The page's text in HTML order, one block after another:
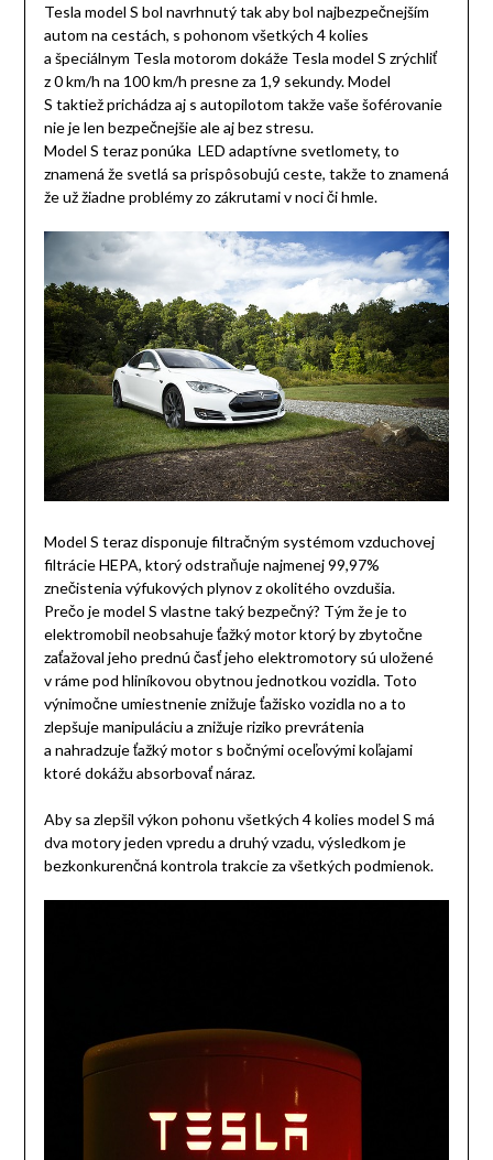
Tesla model S bol navrhnutý tak aby bol najbezpečnejším
autom na cestách, s pohonom všetkých 4 kolies
a špeciálnym Tesla motorom dokáže Tesla model S zrýchliť
z 0 km/h na 100 km/h presne za 1,9 sekundy. Model
S taktiež prichádza aj s autopilotom takže vaše šoférovanie
nie je len bezpečnejšie ale aj bez stresu.
Model S teraz ponúka LED adaptívne svetlomety, to
znamená že svetlá sa prispôsobujú ceste, takže to znamená
že už žiadne problémy zo zákrutami v noci či hmle.
Model S teraz disponuje filtračným systémom vzduchovej
filtrácie HEPA, ktorý odstraňuje najmenej 99,97%
znečistenia výfukových plynov z okolitého ovzdušia.
Prečo je model S vlastne taký bezpečný? Tým že je to
elektromobil neobsahuje ťažký motor ktorý by zbytočne
zaťažoval jeho prednú časť jeho elektromotory sú uložené
v ráme pod hliníkovou obytnou jednotkou vozidla. Toto
výnimočne umiestnenie znižuje ťažisko vozidla no a to
zlepšuje manipuláciu a znižuje riziko prevrátenia
a nahradzuje ťažký motor s bočnými oceľovými koľajami
ktoré dokážu absorbovať náraz.
Aby sa zlepšil výkon pohonu všetkých 4 kolies model S má
dva motory jeden vpredu a druhý vzadu, výsledkom je
bezkonkurenčná kontrola trakcie za všetkých podmienok.